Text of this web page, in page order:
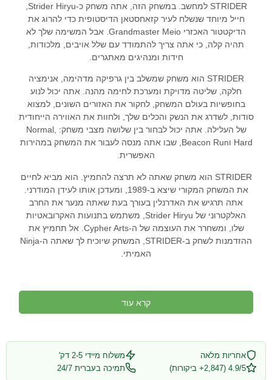
חייל מיוחד שנשלח לעיר קזאחסטאן הדיסטופית כדי להרוג את
הדיקטטור האכזרי Grandmaster Meio. אבל המשימה שלך לא
תהיה קלה, כי אתה צריך להתמודד עם שלל אויבים, מלכודות,
חידות ומנהיגים מאתגרים.
STRIDER הוא משחק שמשלב בין גרפיקה מדהימה, אנימציה
חלקה, שליטה מדויקת ומערכת לחימה מהנה. אתה יכול לנוע
בחופשיות בעולם המשחק, לחקור את האזורים השונים, למצוא
סודות, לשדרג את הנשק והכלים שלך, ולחוות את האווירה הייחודית
של העלילה. אתה יכול לבחור בין שלושה מצבי משחק: Normal,
Hard וBeacon Run, שבו אתה מנסה לעבור את המשחק במהירות
האפשרית.
STRIDER הוא משחק שאתה לא תרצה להחמיץ. הוא מביא לחיים
את המשחק המקורי שיצא ב-1989, ומעדכן אותו לעידן המודרני.
אתה תרגיש את האדרנלין בעורך בעת שאתה מנער את החרב
האלקטרוני של Strider Hiryu, משתמש בתנועות האקרובאטיות
שלו, ומשחרר את העוצמה של ה-Cypher Arts. אל תחמיץ את
ההזדמנות לשחק ב-STRIDER, המשחק שיוכיח לך שאתה ה-Ninja
האמיתי.
קרא עוד
אחריות מלאה
משלוח מיידי 2-5 דק'
4.9/5 (2,847+ ביקורות)
תמיכה בעברית 24/7